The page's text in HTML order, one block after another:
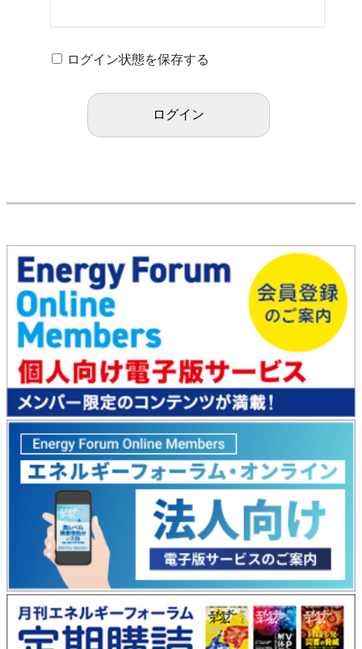
ログイン状態を保存する